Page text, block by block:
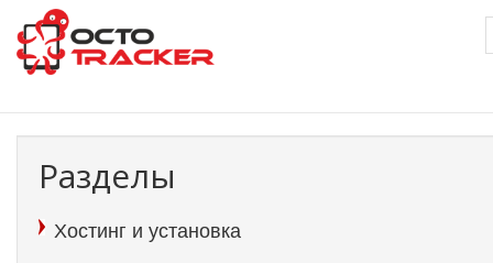
Перейти
основному
содержанию
Разделы
Хостинг и установка